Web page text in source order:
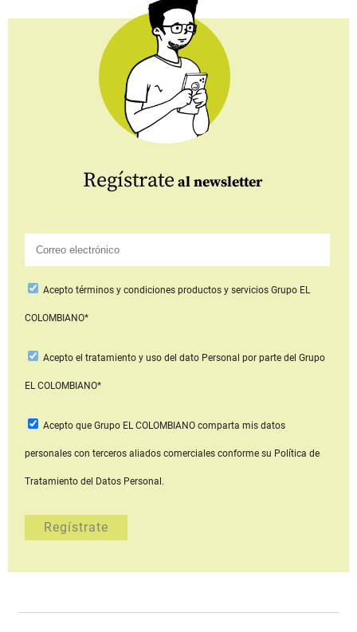
Regístrate al newsletter
Aceptotérminos y condiciones productos y serviciosGrupo EL
COLOMBIANO*
Acepto el tratamiento y uso del dato Personal por parte del Grupo
EL COLOMBIANO*
Acepto que Grupo EL COLOMBIANOcomparta mis datos
personales con terceros aliados comerciales conforme su Política de
Tratamiento del Datos Personal.